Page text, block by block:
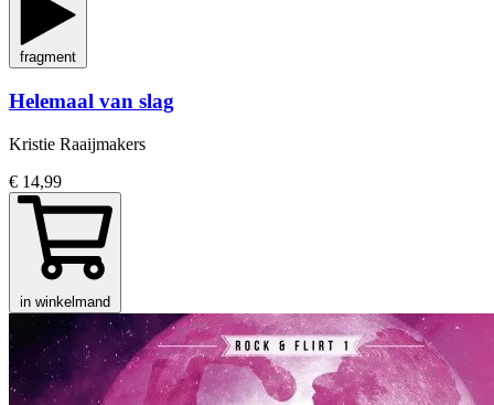
fragment
Helemaal van slag
Kristie Raaijmakers
€ 14,99
in winkelmand